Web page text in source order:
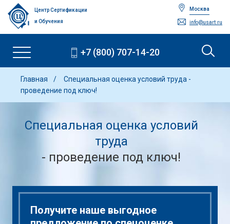
Центр Сертификации
и Обучения
Москва
info@usart.ru
+7 (800) 707-14-20
Главная
Специальная оценка условий труда -
проведение под ключ!
Специальная оценка условий
труда
- проведение под ключ!
Получите наше выгодное